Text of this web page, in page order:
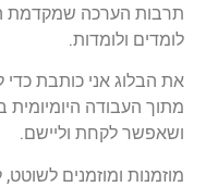
תרבות הערכה שמקדמת
לומדים ולומדות.
את הבלוג אני כותבת כדי
מתוך העבודה
ושאפשר לקחת וליישם.
מוזמנות ומוזמנים